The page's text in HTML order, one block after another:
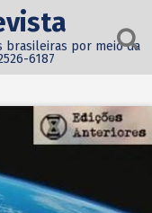
brasileiras por meio da
6187